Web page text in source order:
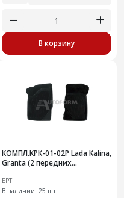
В корзину
КОМПЛ.КРК-01-02Р Lada Kalina,
Granta (2 передних
БРТ
В наличии: 25 шт.